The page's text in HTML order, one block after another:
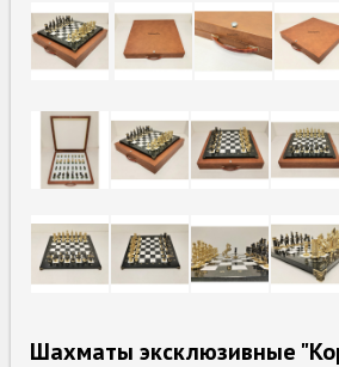
Шахматы эксклюзивные